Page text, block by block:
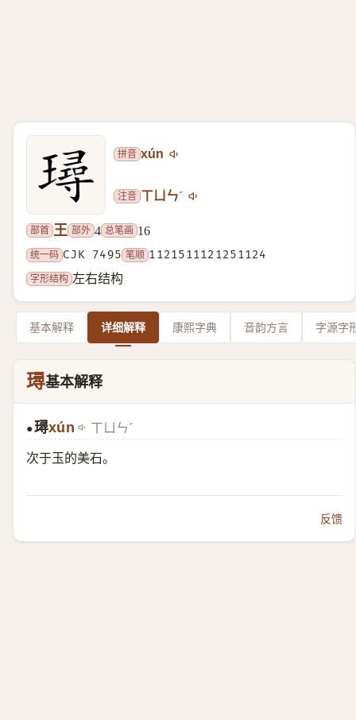
拼音 xún
注音 ㄒㄩㄣˊ
部首 王 部外 4 总笔画 16
统一码 CJK 7495 笔顺 1121511121251124
字形结构 左右结构
基本解释 详细解释 康熙字典 音韵方言 字源字
璕基本解释
●璕xún ㄒㄩㄣˊ
次于玉的美石。
反馈